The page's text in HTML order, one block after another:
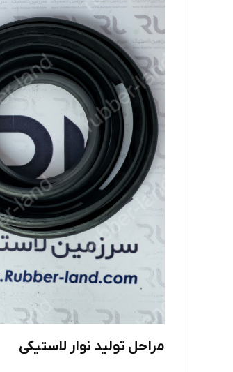
مراحل تولید نوار لاستیکی